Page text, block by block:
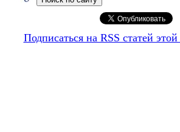
Подписаться на RSS статей